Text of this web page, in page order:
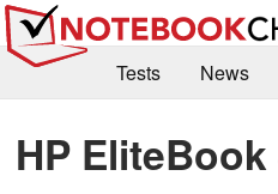
Tests News
Kaufberatung
Deals
HP EliteBook